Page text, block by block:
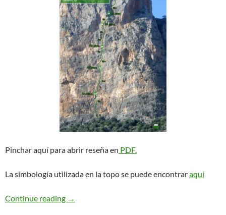
Pinchar aquí para abrir reseña en PDF.
La simbología utilizada en la topo se puede encontraraquí
Continue reading Ramisi Rock. Leonidio
→